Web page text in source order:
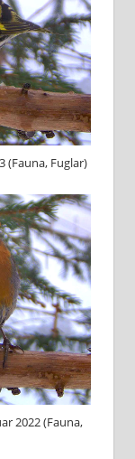
(Fauna, Fuglar)
2022 (Fauna,